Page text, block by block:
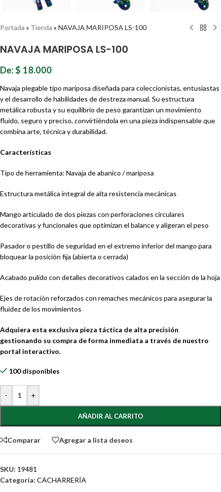
Portada » Tienda » NAVAJA MARIPOSA LS-100
NAVAJA MARIPOSA LS-100
De:$ 18.000
Navaja plegable tipo mariposa diseñada para coleccionistas, entusiastas
y el desarrollo de habilidades de destreza manual. Su estructura
metálica robusta y su equilibrio de peso garantizan un movimiento
fluido, seguro y preciso, convirtiéndola en una pieza indispensable que
combina arte, técnica y durabilidad.
Características
Tipo de herramienta: Navaja de abanico / mariposa
Estructura metálica integral de alta resistencia mecánicas
Mango articulado de dos piezas con perforaciones circulares
decorativas y funcionales que optimizan el balance y aligeran el peso
Pasador o pestillo de seguridad en el extremo inferior del mango para
bloquear la posición fija (abierta o cerrada)
Acabado pulido con detalles decorativos calados en la sección de la hoja
Ejes de rotación reforzados con remaches mecánicos para asegurar la
fluidez de los movimientos
Adquiera esta exclusiva pieza táctica de alta precisión
gestionando su compra de forma inmediata a través de nuestro
portal interactivo.
100 disponibles
- +
AÑADIR AL CARRITO
Comparar Agregar a lista deseos
SKU: 19481
Categoría: CACHARRERÍA